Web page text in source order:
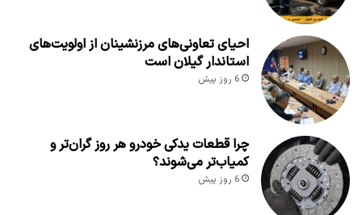
احیای تعاونی‌های مرزنشینان از اولویت‌های
استاندار گیلان است
6 روز پیش
چرا قطعات یدکی خودرو هر روز گران‌تر و
کمیاب‌تر می‌شوند؟
6 روز پیش